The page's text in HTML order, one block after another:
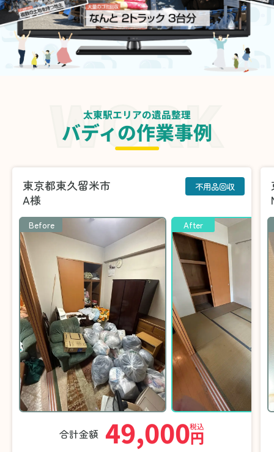
太東駅エリアの遺品整理
バディの作業事例
東京都東久留米市
A様
不用品回収
Before After
合計金額 49,000円
税込